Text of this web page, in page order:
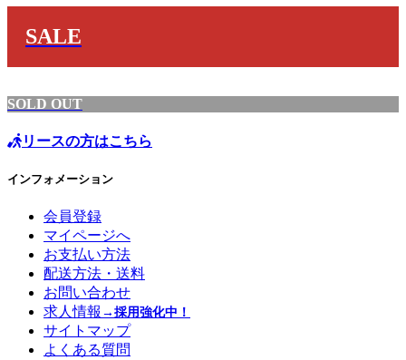
SALE
SOLD OUT
リースの方はこちら
インフォメーション
会員登録
マイページへ
お支払い方法
配送方法・送料
お問い合わせ
求人情報 →採用強化中！
サイトマップ
よくある質問